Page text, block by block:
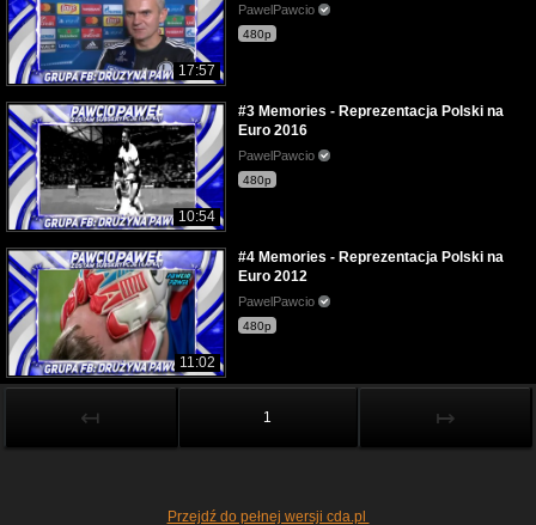
17:57
PawelPawcio
480p
10:54
#3 Memories - Reprezentacja Polski na
Euro 2016
PawelPawcio
480p
11:02
#4 Memories - Reprezentacja Polski na
Euro 2012
PawelPawcio
480p
↤ 1 ↦
Przejdź do pełnej wersji cda.pl